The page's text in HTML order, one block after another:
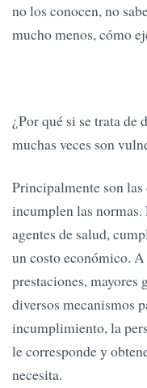
no los conocen, no
mucho menos, cómo
¿Por qué si se trata de
muchas veces son
Principalmente son las
incumplen las normas.
agentes de salud,
un costo económico.
prestaciones, mayores
diversos mecanismos
incumplimiento, la
le corresponde y
necesita.